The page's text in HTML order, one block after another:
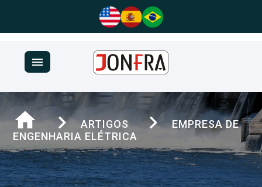
menu
home navigate_next ARTIGOS navigate_next EMPRESA DE
ENGENHARIA ELÉTRICA